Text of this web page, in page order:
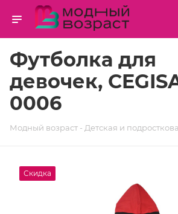
Футболка для
девочек,
0006
Модный возраст - Детская и
Скидка